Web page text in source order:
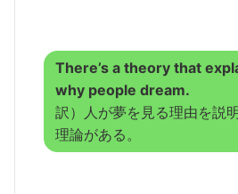
There’s a theory that
why people dream.
訳）人が夢を見る理由を説
理論がある。